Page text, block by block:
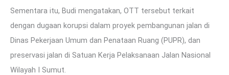
Sementara itu, Budi mengatakan, OTT tersebut terkait
dengan dugaan korupsi dalam proyek pembangunan jalan di
Dinas Pekerjaan Umum dan Penataan Ruang (PUPR), dan
preservasi jalan di Satuan Kerja Pelaksanaan Jalan Nasional
Wilayah I Sumut.